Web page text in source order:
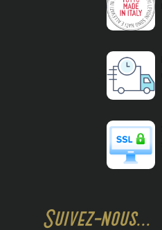
Suivez-nous...